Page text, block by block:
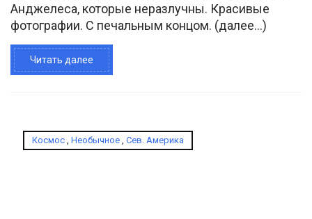
Анджелеса, которые неразлучны. Красивые
фотографии. С печальным концом. (далее…)
Читать далее
Космос Необычное Сев. Америка